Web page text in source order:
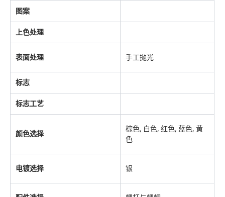
图案
上色处理
表面处理 手工抛光
标志
标志工艺
颜色选择
棕色, 白色, 红色, 蓝色, 黄
色
电镀选择 银